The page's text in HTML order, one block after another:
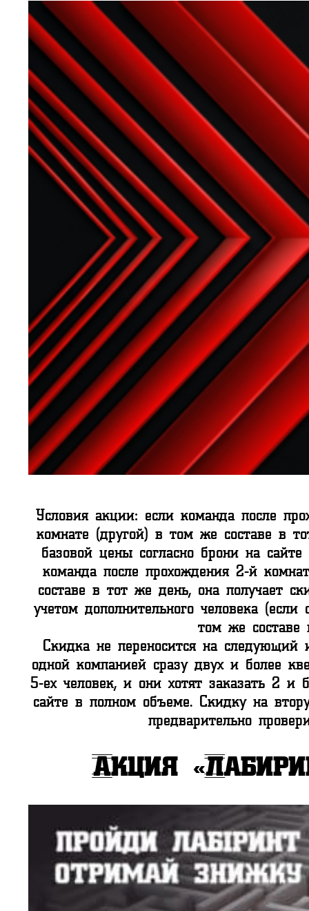
Условия акции: если команда после
комнате (другой) в том же составе в
базовой цены согласно брони на
команда после прохождения 2-й
составе в тот же день, она получает
учетом дополнительного человека
том же составе
Скидка не переносится на
одной компанией сразу двух и более
5-ех человек, и они хотят заказать 2 и
сайте в полном объеме. Скидку на
предварительно
Акция